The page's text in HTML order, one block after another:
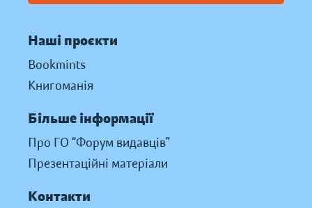
Наші проєкти
Bookmints
Книгоманія
Більше інформації
Про ГО “Форум видавців”
Презентаційні матеріали
Контакти